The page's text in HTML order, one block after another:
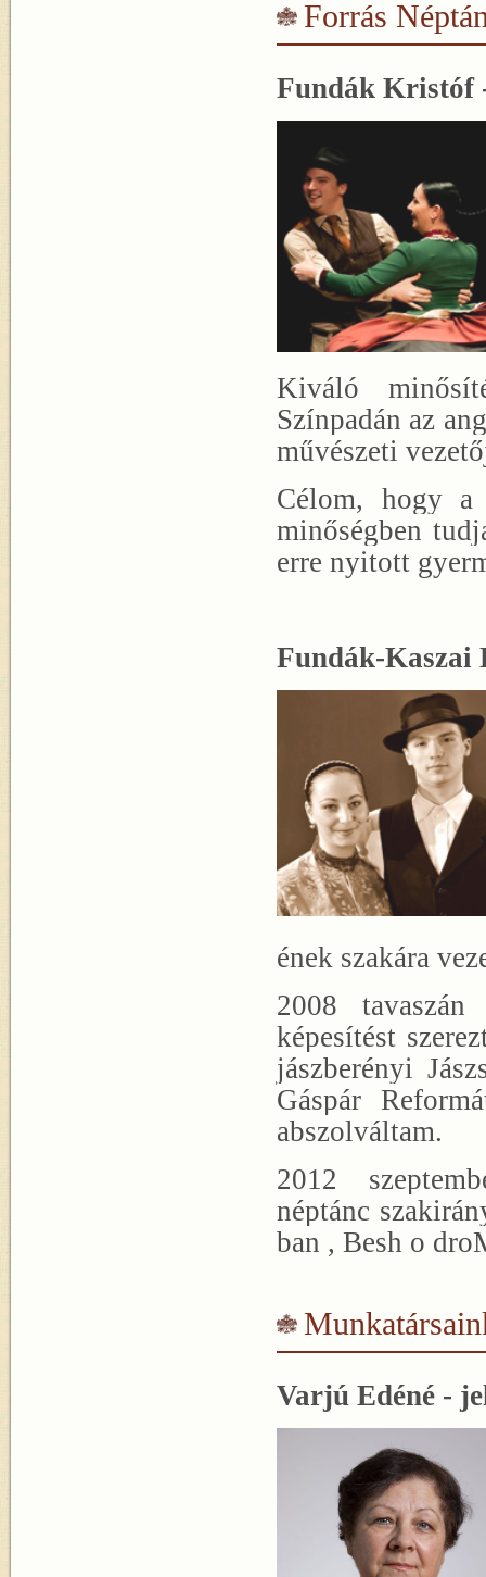
Forrás
Fundák Kristóf
Kiváló
Színpadán az
művészeti
Célom, hogy a
minőségben
erre nyitott
Fundák-Kaszai
ének szakára
2008 tavaszán
képesítést
jászberényi
Gáspár
abszolváltam.
2012
néptánc
ban , Besh o
Varjú Edéné -